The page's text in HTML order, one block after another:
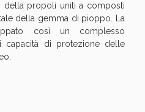
della propoli uniti a composti
della gemma di pioppo. La
così un complesso
capacità di protezione delle
fino al 55% valido